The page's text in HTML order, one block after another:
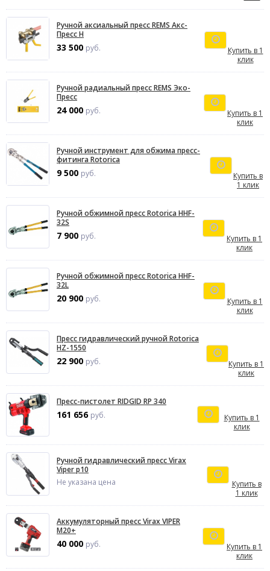
Ручной аксиальный пресс REMS Акс-
Пресс H
33 500 руб.
Купить в 1
клик
Ручной радиальный пресс REMS Эко-
Пресс
24 000 руб.
Купить в 1
клик
Ручной инструмент для обжима пресс-
фитинга Rotorica
9 500 руб.
Купить в
1 клик
Ручной обжимной пресс Rotorica HHF-
32S
7 900 руб.
Купить в 1
клик
Ручной обжимной пресс Rotorica HHF-
32L
20 900 руб.
Купить в 1
клик
Пресс гидравлический ручной Rotorica
HZ-1550
22 900 руб.
Купить в 1
клик
Пресс-пистолет RIDGID RP 340
161 656 руб.
Купить в 1
клик
Ручной гидравлический пресс Virax
Viper p10
Не указана цена
Купить в
1 клик
Аккумуляторный пресс Virax VIPER
M20+
40 000 руб.
Купить в 1
клик